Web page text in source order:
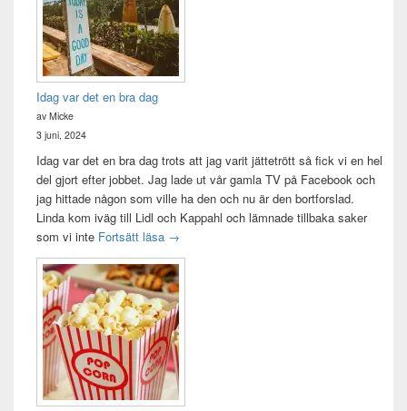
Idag var det en bra dag
av Micke
3 juni, 2024
Idag var det en bra dag trots att jag varit jättetrött så fick vi en hel
del gjort efter jobbet. Jag lade ut vår gamla TV på Facebook och
jag hittade någon som ville ha den och nu är den bortforslad.
Linda kom iväg till Lidl och Kappahl och lämnade tillbaka saker
som vi inte Fortsätt läsa Idag var det en bra dag
→